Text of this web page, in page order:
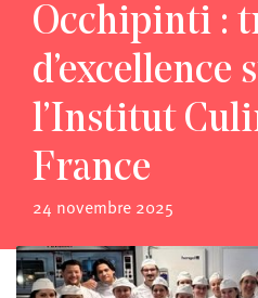
Occhipinti :
d’excellence
l’Institut
France
24 novembre 2025